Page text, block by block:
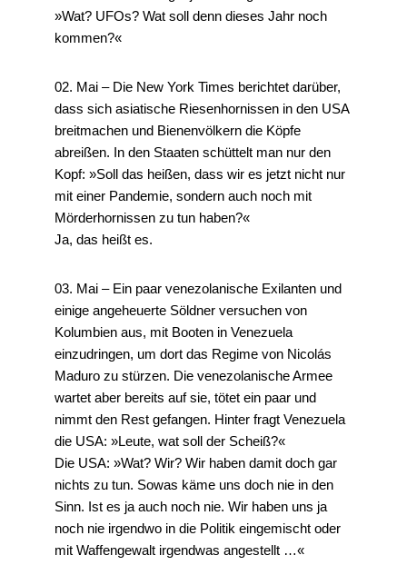
»Wat? UFOs? Wat soll denn dieses Jahr noch
kommen?«
02. Mai – Die New York Times berichtet darüber,
dass sich asiatische Riesenhornissen in den USA
breitmachen und Bienenvölkern die Köpfe
abreißen. In den Staaten schüttelt man nur den
Kopf: »Soll das heißen, dass wir es jetzt nicht nur
mit einer Pandemie, sondern auch noch mit
Mörderhornissen zu tun haben?«
Ja, das heißt es.
03. Mai – Ein paar venezolanische Exilanten und
einige angeheuerte Söldner versuchen von
Kolumbien aus, mit Booten in Venezuela
einzudringen, um dort das Regime von Nicolás
Maduro zu stürzen. Die venezolanische Armee
wartet aber bereits auf sie, tötet ein paar und
nimmt den Rest gefangen. Hinter fragt Venezuela
die USA: »Leute, wat soll der Scheiß?«
Die USA: »Wat? Wir? Wir haben damit doch gar
nichts zu tun. Sowas käme uns doch nie in den
Sinn. Ist es ja auch noch nie. Wir haben uns ja
noch nie irgendwo in die Politik eingemischt oder
mit Waffengewalt irgendwas angestellt …«